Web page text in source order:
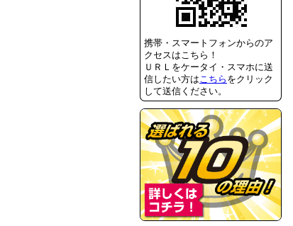
携帯・スマートフォンからのア
クセスはこちら！
ＵＲＬをケータイ・スマホに送
信したい方は こちら をクリック
して送信ください。